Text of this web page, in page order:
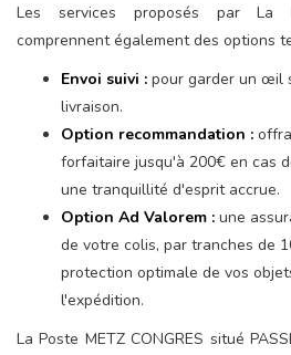
Les services proposés par La
comprennent également des options
Envoi suivi : pour garder un œil
livraison.
Option recommandation :
forfaitaire jusqu'à 200€ en cas
une tranquillité d'esprit accrue.
Option Ad Valorem : une
de votre colis, par tranches de
protection optimale de vos
l'expédition.
La Poste METZ CONGRES situé